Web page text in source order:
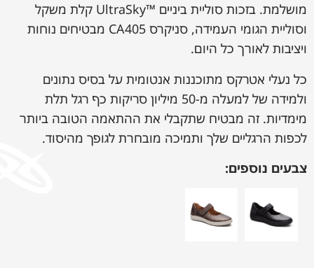
מושלמת. בזכות סוליית ביניים ™UltraSky קלת משקל
וסוליית הגומי העמידה, סניקרס CA405 מבטיחים נוחות
ויציבות לאורך כל היום.
כל נעלי אטרקס מתוכננות אנטומית על בסיס נתונים
ולמידה של למעלה מ-50 מיליון סריקות כף רגל תלת
מימדיות. זה מבטיח שתקבלי את ההתאמה הטובה ביותר
לכפות הרגליים שלך ותמיכה מובחרת לגופך מהיסוד.
צבעים נוספים: